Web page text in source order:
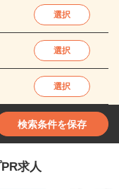
選択
選択
選択
検索条件を保存
求人